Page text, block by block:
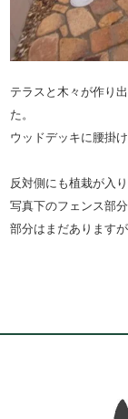
テラスと木々が作り
た。
ウッドデッキに腰掛
反対側にも植栽が入り
写真下のフェンス部
部分はまだあります